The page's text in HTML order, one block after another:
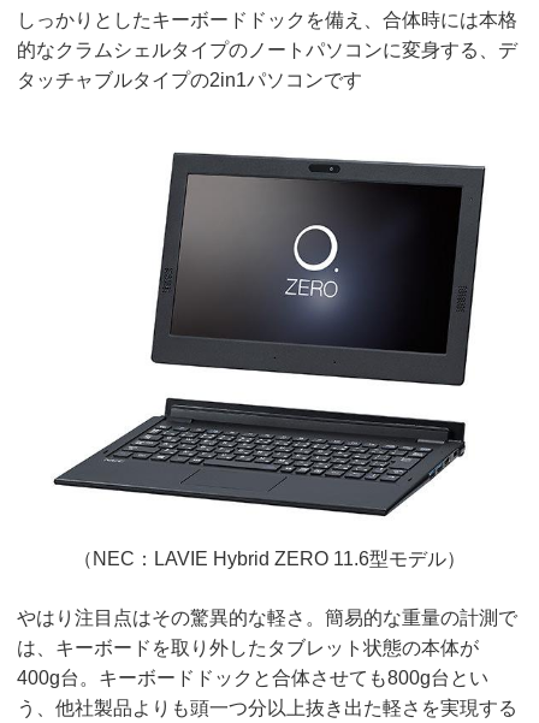
しっかりとしたキーボードドックを備え、合体時には本格
的なクラムシェルタイプのノートパソコンに変身する、デ
タッチャブルタイプの2in1パソコンです
（NEC：LAVIE Hybrid ZERO 11.6型モデル）
やはり注目点はその驚異的な軽さ。簡易的な重量の計測で
は、キーボードを取り外したタブレット状態の本体が
400g台。キーボードドックと合体させても800g台とい
う、他社製品よりも頭一つ分以上抜き出た軽さを実現する